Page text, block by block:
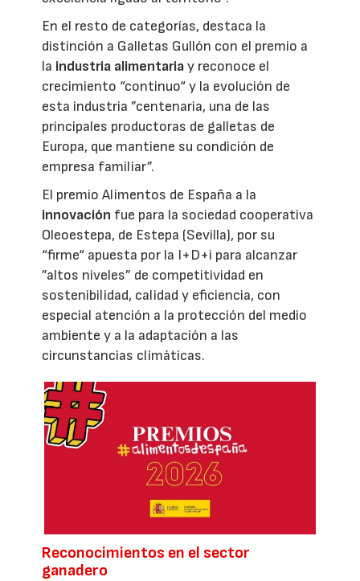
En el resto de categorías, destaca la
distinción a Galletas Gullón con el premio a
la industria alimentariay reconoce el
crecimiento “continuo“ y la evolución de
esta industria ”centenaria, una de las
principales productoras de galletas de
Europa, que mantiene su condición de
empresa familiar”.
El premio Alimentos de España a la
innovación fue para la sociedad cooperativa
Oleoestepa, de Estepa (Sevilla), por su
“firme“ apuesta por la I+D+i para alcanzar
”altos niveles” de competitividad en
sostenibilidad, calidad y eficiencia, con
especial atención a la protección del medio
ambiente y a la adaptación a las
circunstancias climáticas.
Reconocimientos en el sector
ganadero